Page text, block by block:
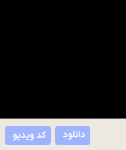
کد ویدیو دانلود